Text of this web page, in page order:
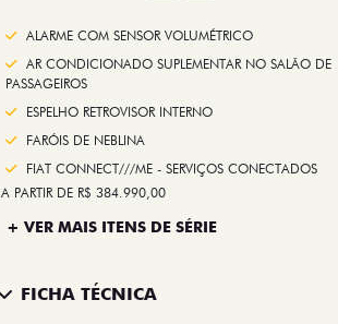
ALARME COM SENSOR VOLUMÉTRICO
AR CONDICIONADO SUPLEMENTAR NO SALÃO DE
PASSAGEIROS
ESPELHO RETROVISOR INTERNO
FARÓIS DE NEBLINA
FIAT CONNECT///ME - SERVIÇOS CONECTADOS
A PARTIR DE R$ 384.990,00
+ VER MAIS ITENS DE SÉRIE
FICHA TÉCNICA